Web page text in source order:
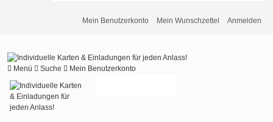
Mein Benutzerkonto Mein Wunschzettel Anmelden
Menü Suche Mein Benutzerkonto